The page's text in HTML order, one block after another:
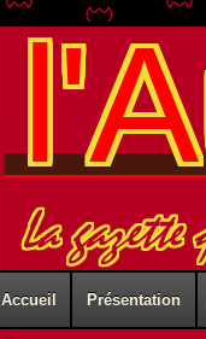
La
Accueil Présentation